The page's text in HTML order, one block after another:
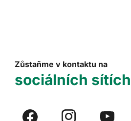
Zůstaňme v kontaktu na
sociálních sítích